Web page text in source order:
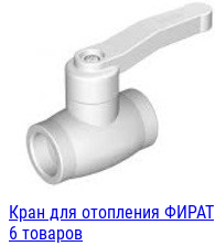
Кран для отопления ФИРАТ
6 товаров